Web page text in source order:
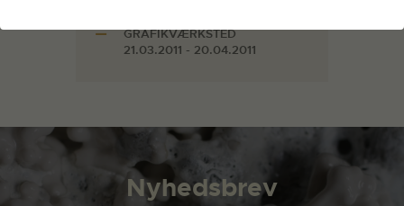
GRAFIKVÆRKSTED
21.03.2011 - 20.04.2011
Nyhedsbrev